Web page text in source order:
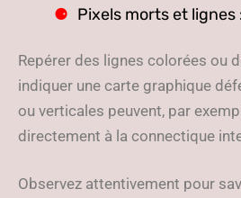
Pixels morts et
Repérer des lignes colorées ou
indiquer une carte graphique
ou verticales peuvent, par
directement à la connectique
Observez attentivement pour